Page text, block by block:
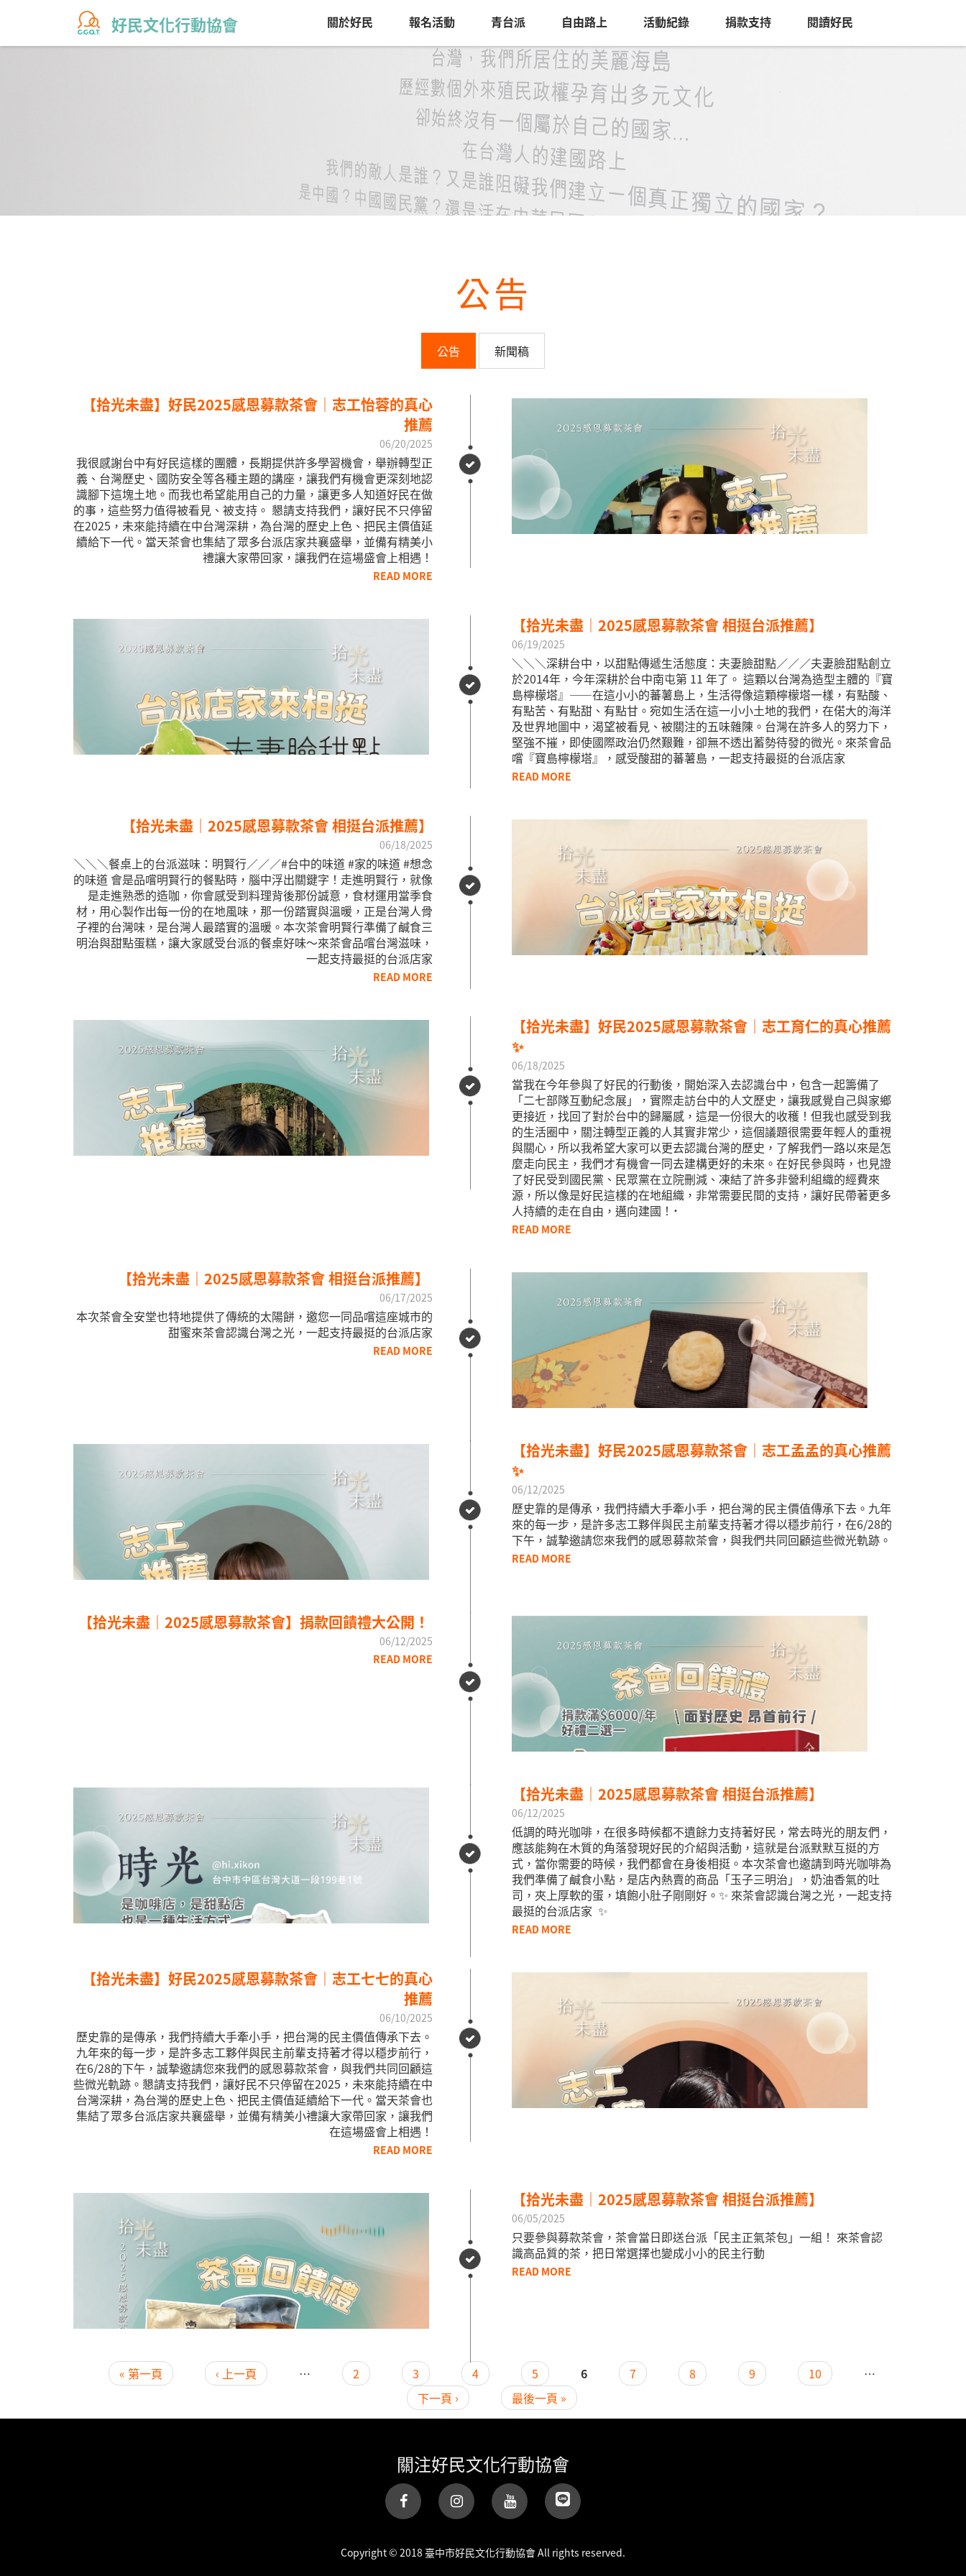
好民文化行動協會 關於好民 報名活動 青台派 自由路上 活動紀錄 捐款支持 閱讀好民
公告
公告 新聞稿
【拾光未盡】好民2025感恩募款茶會｜志工怡蓉的真心
推薦
06/20/2025
我很感謝台中有好民這樣的團體，長期提供許多學習機會，舉辦轉型正
義、台灣歷史、國防安全等各種主題的講座，讓我們有機會更深刻地認
識腳下這塊土地。而我也希望能用自己的力量，讓更多人知道好民在做
的事，這些努力值得被看見、被支持。 懇請支持我們，讓好民不只停留
在2025，未來能持續在中台灣深耕，為台灣的歷史上色、把民主價值延
續給下一代。當天茶會也集結了眾多台派店家共襄盛舉，並備有精美小
禮讓大家帶回家，讓我們在這場盛會上相遇！
READ MORE
【拾光未盡｜2025感恩募款茶會 相挺台派推薦】 ​
06/19/2025
＼＼＼深耕台中，以甜點傳遞生活態度：夫妻臉甜點／／／ ​ 夫妻臉甜點創立
於2014年，今年深耕於台中南屯第 11 年了。 這顆以台灣為造型主體的『寶
島檸檬塔』——在這小小的蕃薯島上，生活得像這顆檸檬塔一樣，有點酸、
有點苦、有點甜、有點甘。 ​ 宛如生活在這一小小土地的我們，在偌大的海洋
及世界地圖中，渴望被看見、被關注的五味雜陳。台灣在許多人的努力下，
堅強不摧，即使國際政治仍然艱難，卻無不透出蓄勢待發的微光。 ​ 來茶會品
嚐『寶島檸檬塔』，感受酸甜的蕃薯島，一起支持最挺的台派店家
READ MORE
【拾光未盡｜2025感恩募款茶會 相挺台派推薦】
06/18/2025
＼＼＼餐桌上的台派滋味：明賢行／／／ ​#台中的味道 #家的味道 #想念
的味道 會是品嚐明賢行的餐點時，腦中浮出關鍵字！走進明賢行，就像
是走進熟悉的造咖，你會感受到料理背後那份誠意，食材運用當季食
材，用心製作出每一份的在地風味，那一份踏實與溫暖，正是台灣人骨
子裡的台灣味，是台灣人最踏實的溫暖。 ​ 本次茶會明賢行準備了鹹食三
明治與甜點蛋糕，讓大家感受台派的餐桌好味～ ​ 來茶會品嚐台灣滋味，
一起支持最挺的台派店家
READ MORE
【拾光未盡】好民2025感恩募款茶會｜志工育仁的真心推薦
✨ ​
06/18/2025
當我在今年參與了好民的行動後，開始深入去認識台中，包含一起籌備了
「二七部隊互動紀念展」，實際走訪台中的人文歷史，讓我感覺自己與家鄉
更接近，找回了對於台中的歸屬感，這是一份很大的收穫！ ​ 但我也感受到我
的生活圈中，關注轉型正義的人其實非常少，這個議題很需要年輕人的重視
與關心，所以我希望大家可以更去認識台灣的歷史，了解我們一路以來是怎
麼走向民主，我們才有機會一同去建構更好的未來。在好民參與時，也見證
了好民受到國民黨、民眾黨在立院刪減、凍結了許多非營利組織的經費來
源，所以像是好民這樣的在地組織，非常需要民間的支持，讓好民帶著更多
人持續的走在自由，邁向建國！ ​ ˙
READ MORE
【拾光未盡｜2025感恩募款茶會 相挺台派推薦】 ​
06/17/2025
本次茶會全安堂也特地提供了傳統的太陽餅，邀您一同品嚐這座城市的
甜蜜 ​ 來茶會認識台灣之光，一起支持最挺的台派店家
READ MORE
【拾光未盡】好民2025感恩募款茶會｜志工孟孟的真心推薦
✨
06/12/2025
歷史靠的是傳承，我們持續大手牽小手，把台灣的民主價值傳承下去。九年
來的每一步，是許多志工夥伴與民主前輩支持著才得以穩步前行，在6/28的
下午，誠摯邀請您來我們的感恩募款茶會，與我們共同回顧這些微光軌跡。
READ MORE
【拾光未盡｜2025感恩募款茶會】捐款回饋禮大公開！ ​
06/12/2025
READ MORE
【拾光未盡｜2025感恩募款茶會 相挺台派推薦】
06/12/2025
低調的時光咖啡，在很多時候都不遺餘力支持著好民，常去時光的朋友們，
應該能夠在木質的角落發現好民的介紹與活動，這就是台派默默互挺的方
式，當你需要的時候，我們都會在身後相挺。 ​ 本次茶會也邀請到時光咖啡為
我們準備了鹹食小點，是店內熱賣的商品「玉子三明治」，奶油香氣的吐
司，夾上厚軟的蛋，填飽小肚子剛剛好。 ​ ✨ 來茶會認識台灣之光，一起支持
最挺的台派店家 ​ ✨
READ MORE
【拾光未盡】好民2025感恩募款茶會｜志工七七的真心
推薦
06/10/2025
​歷史靠的是傳承，我們持續大手牽小手，把台灣的民主價值傳承下去。
九年來的每一步，是許多志工夥伴與民主前輩支持著才得以穩步前行，
在6/28的下午，誠摯邀請您來我們的感恩募款茶會，與我們共同回顧這
些微光軌跡。 ​ 懇請支持我們，讓好民不只停留在2025，未來能持續在中
台灣深耕，為台灣的歷史上色、把民主價值延續給下一代。當天茶會也
集結了眾多台派店家共襄盛舉，並備有精美小禮讓大家帶回家，讓我們
在這場盛會上相遇！
READ MORE
【拾光未盡｜2025感恩募款茶會 相挺台派推薦】
06/05/2025
只要參與募款茶會，茶會當日即送台派「民主正氣茶包」一組！ 來茶會認
識高品質的茶，把日常選擇也變成小小的民主行動
READ MORE
頁面
« 第一頁 ‹ 上一頁 … 2 3 4 5 6 7 8 9 10
…
下一頁 ›
最後一頁 »
關注好民文化行動協會
(link is
external)
Copyright © 2018 臺中市好民文化行動協會 All rights reserved.